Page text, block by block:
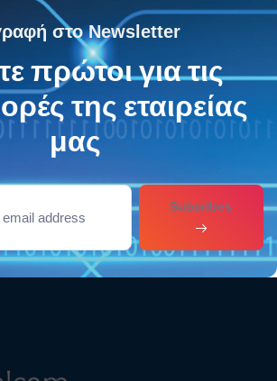
στο Newsletter
πρώτοι για τις
της εταιρείας
μας
Subcribes